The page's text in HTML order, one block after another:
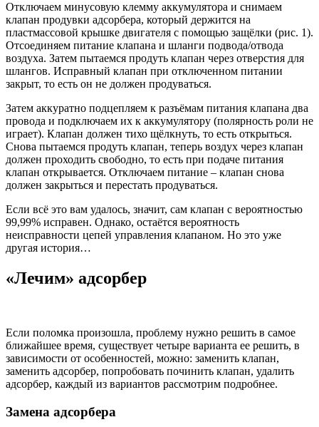
Отключаем минусовую клемму аккумулятора и снимаем
клапан продувки адсорбера, который держится на
пластмассовой крышке двигателя с помощью защёлки (рис. 1).
Отсоединяем питание клапана и шланги подвода/отвода
воздуха. Затем пытаемся продуть клапан через отверстия для
шлангов. Исправный клапан при отключенном питании
закрыт, то есть он не должен продуваться.
Затем аккуратно подцепляем к разъёмам питания клапана два
провода и подключаем их к аккумулятору (полярность роли не
играет). Клапан должен тихо щёлкнуть, то есть открыться.
Снова пытаемся продуть клапан, теперь воздух через клапан
должен проходить свободно, то есть при подаче питания
клапан открывается. Отключаем питание – клапан снова
должен закрыться и перестать продуваться.
Если всё это вам удалось, значит, сам клапан с вероятностью
99,99% исправен. Однако, остаётся вероятность
неисправности цепей управления клапаном. Но это уже
другая история…
«Лечим» адсорбер
Если поломка произошла, проблему нужно решить в самое
ближайшее время, существует четыре варианта ее решить, в
зависимости от особенностей, можно: заменить клапан,
заменить адсорбер, попробовать починить клапан, удалить
адсорбер, каждый из вариантов рассмотрим подробнее.
Замена адсорбера